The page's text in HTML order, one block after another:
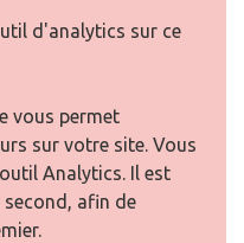
d'analytics sur ce
vous permet
sur votre site. Vous
Analytics. Il est
second, afin de